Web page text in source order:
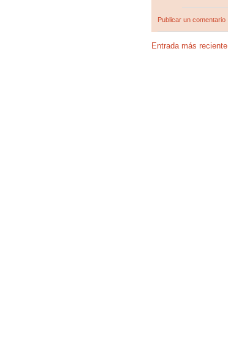
Publicar un comentario
Entrada más reciente